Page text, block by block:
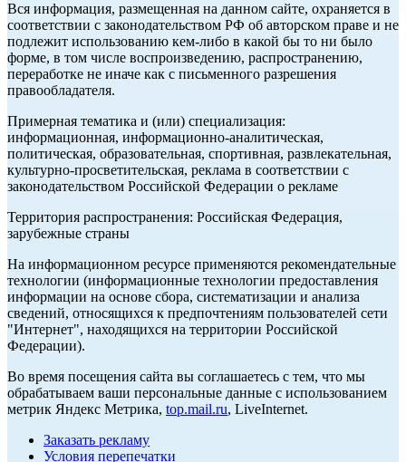
Вся информация, размещенная на данном сайте, охраняется в
соответствии с законодательством РФ об авторском праве и не
подлежит использованию кем-либо в какой бы то ни было
форме, в том числе воспроизведению, распространению,
переработке не иначе как с письменного разрешения
правообладателя.
Примерная тематика и (или) специализация:
информационная, информационно-аналитическая,
политическая, образовательная, спортивная, развлекательная,
культурно-просветительская, реклама в соответствии с
законодательством Российской Федерации о рекламе
Территория распространения: Российская Федерация,
зарубежные страны
На информационном ресурсе применяются рекомендательные
технологии (информационные технологии предоставления
информации на основе сбора, систематизации и анализа
сведений, относящихся к предпочтениям пользователей сети
"Интернет", находящихся на территории Российской
Федерации).
Во время посещения сайта вы соглашаетесь с тем, что мы
обрабатываем ваши персональные данные с использованием
метрик Яндекс Метрика, top.mail.ru, LiveInternet.
Заказать рекламу
Условия перепечатки